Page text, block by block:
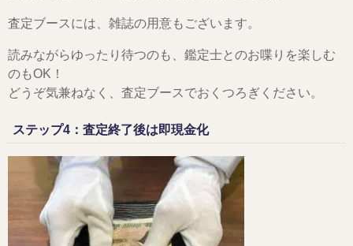
査定ブースには、雑誌の用意もございます。
読みながらゆったり待つのも、鑑定士とのお喋りを楽しむ
のもOK！
どうぞ気兼ねなく、査定ブースでおくつろぎください。
ステップ4：査定終了後は即現金化